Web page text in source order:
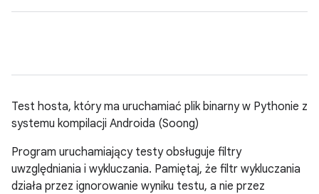
Test hosta, który ma uruchamiać plik binarny w Pythonie z
systemu kompilacji Androida (Soong)
Program uruchamiający testy obsługuje filtry
uwzględniania i wykluczania. Pamiętaj, że filtr wykluczania
działa przez ignorowanie wyniku testu, a nie przez